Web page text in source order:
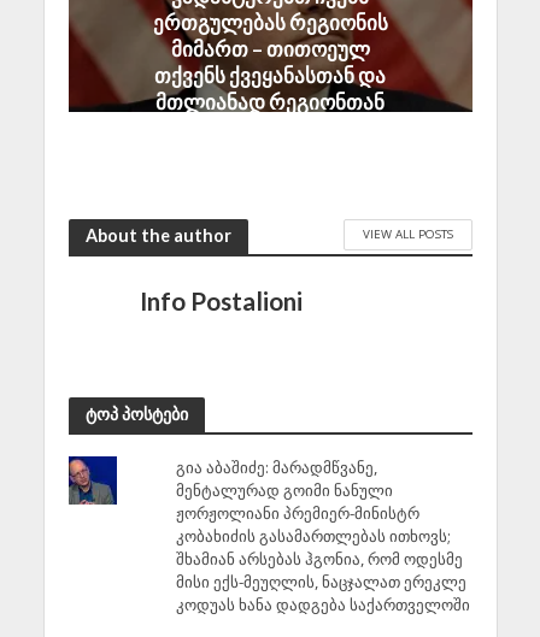
ერთგულებას რეგიონის
მიმართ – თითოეულ
თქვენს ქვეყანასთან და
მთლიანად რეგიონთან
About the author VIEW ALL POSTS
Info Postalioni
ტოპ პოსტები
გია აბაშიძე: მარადმწვანე,
მენტალურად გოიმი ნანული
ჟორჟოლიანი პრემიერ-მინისტრ
კობახიძის გასამართლებას ითხოვს;
შხამიან არსებას ჰგონია, რომ ოდესმე
მისი ექს-მეუღლის, ნაცჯალათ ერეკლე
კოდუას ხანა დადგება საქართველოში